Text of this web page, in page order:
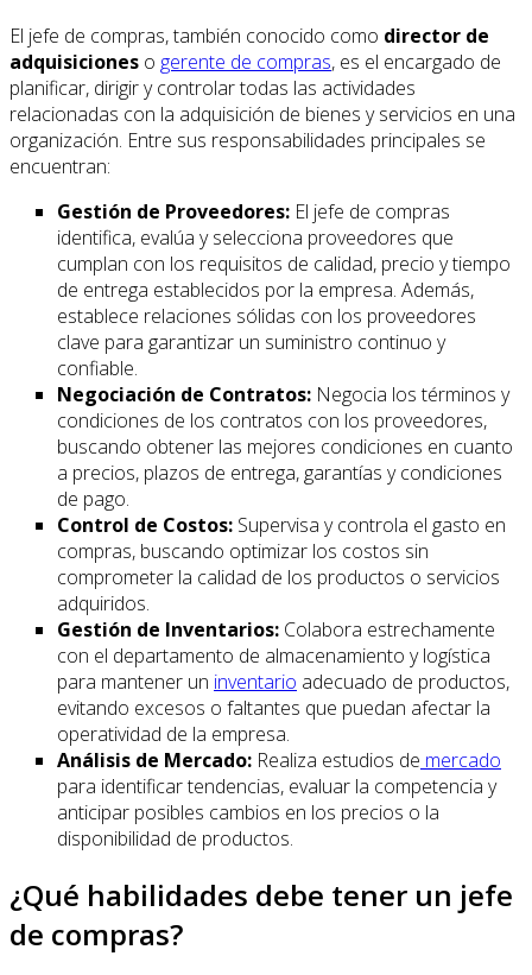
El jefe de compras, también conocido como director de
adquisiciones o gerente de compras, es el encargado de
planificar, dirigir y controlar todas las actividades
relacionadas con la adquisición de bienes y servicios en una
organización. Entre sus responsabilidades principales se
encuentran:
Gestión de Proveedores: El jefe de compras
identifica, evalúa y selecciona proveedores que
cumplan con los requisitos de calidad, precio y tiempo
de entrega establecidos por la empresa. Además,
establece relaciones sólidas con los proveedores
clave para garantizar un suministro continuo y
confiable.
Negociación de Contratos: Negocia los términos y
condiciones de los contratos con los proveedores,
buscando obtener las mejores condiciones en cuanto
a precios, plazos de entrega, garantías y condiciones
de pago.
Control de Costos: Supervisa y controla el gasto en
compras, buscando optimizar los costos sin
comprometer la calidad de los productos o servicios
adquiridos.
Gestión de Inventarios: Colabora estrechamente
con el departamento de almacenamiento y logística
para mantener un inventario adecuado de productos,
evitando excesos o faltantes que puedan afectar la
operatividad de la empresa.
Análisis de Mercado: Realiza estudios de mercado
para identificar tendencias, evaluar la competencia y
anticipar posibles cambios en los precios o la
disponibilidad de productos.
¿Qué habilidades debe tener un jefe
de compras?